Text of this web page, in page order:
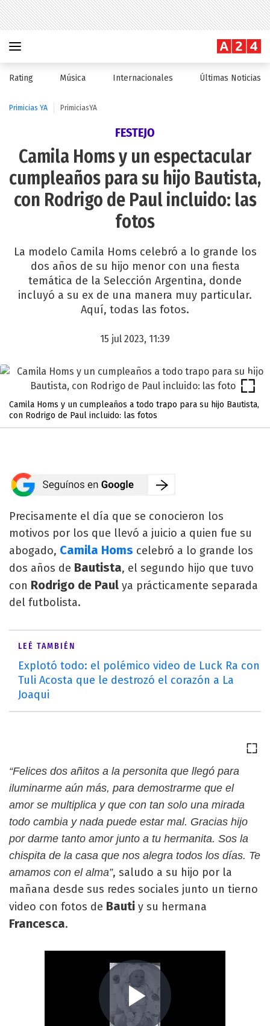
Rating Música Internacionales Últimas Noticias
Primicias YA PrimiciasYA
FESTEJO
Camila Homs y un espectacular
cumpleaños para su hijo Bautista,
con Rodrigo de Paul incluido: las
fotos
La modelo Camila Homs celebró a lo grande los
dos años de su hijo menor con una fiesta
temática de la Selección Argentina, donde
incluyó a su ex de una manera muy particular.
Aquí, todas las fotos.
15 jul 2023, 11:39
Camila Homs y un cumpleaños a todo trapo para su hijo Bautista,
con Rodrigo de Paul incluido: las fotos
Precisamente el día que se conocieron los
motivos por los que llevó a juicio a quien fue su
abogado, Camila Homs celebró a lo grande los
dos años de Bautista, el segundo hijo que tuvo
con Rodrigo de Paul ya prácticamente separada
del futbolista.
LEÉ TAMBIÉN
Explotó todo: el polémico video de Luck Ra con
Tuli Acosta que le destrozó el corazón a La
Joaqui
“Felices dos añitos a la personita que llegó para
iluminarme aún más, para demostrarme que el
amor se multiplica y que con tan solo una mirada
todo cambia y nada puede estar mal. Gracias hijo
por darme tanto amor junto a tu hermanita. Sos la
chispita de la casa que nos alegra todos los días. Te
amamos con el alma”, saludo a su hijo por la
mañana desde sus redes sociales junto un tierno
video con fotos de Bauti y su hermana
Francesca.